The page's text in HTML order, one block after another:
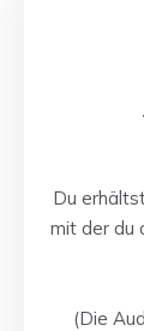
Du
mit der du
(Die